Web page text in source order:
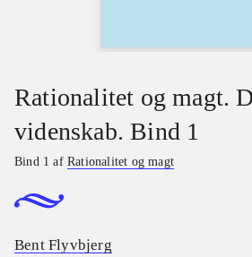
Rationalitet og magt.
videnskab. Bind 1
Bind 1 afRationalitet og magt
Bent Flyvbjerg